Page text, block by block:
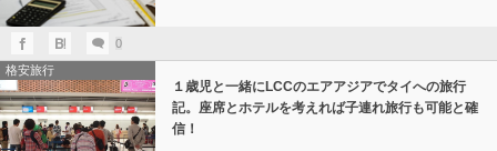
0
格安旅行
１歳児と一緒にLCCのエアアジアでタイへの旅行
記。座席とホテルを考えれば子連れ旅行も可能と確
信！